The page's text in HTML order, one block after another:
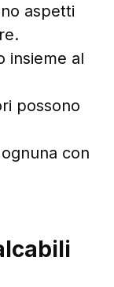
aspetti
insieme al
possono
con